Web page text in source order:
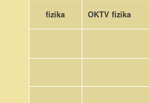
fizika OKTV fizika